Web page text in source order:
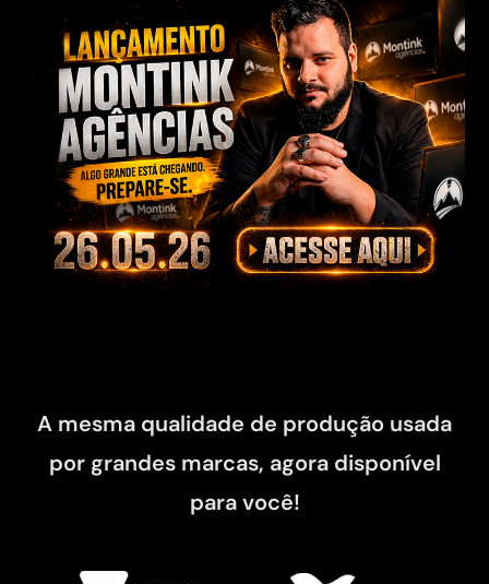
A mesma qualidade de produção usada
por grandes marcas, agora disponível
para você!